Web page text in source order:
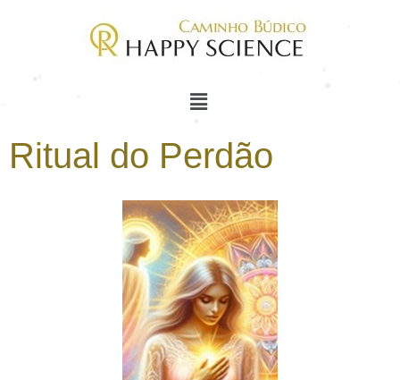
Ritual do Perdão